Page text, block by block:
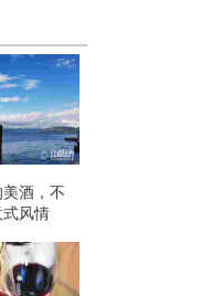
酒，不
风情